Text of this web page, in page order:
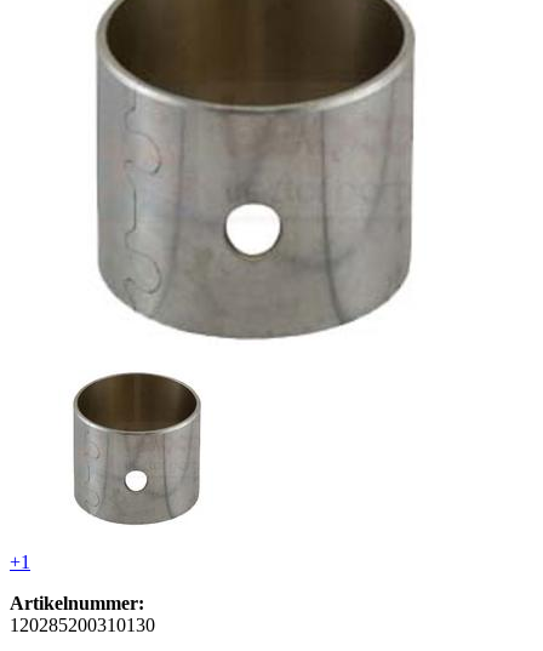
+1
Artikelnummer:
120285200310130